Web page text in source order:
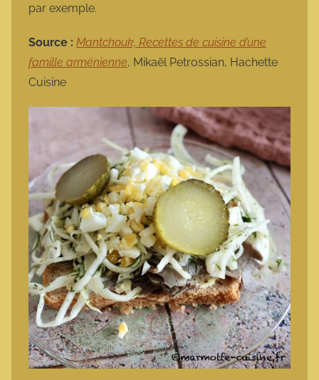
par exemple.
Source : Mantchouk, Recettes de cuisine d’une
famille arménienne, Mikaël Petrossian, Hachette
Cuisine